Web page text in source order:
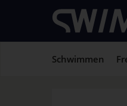
Schwimmen